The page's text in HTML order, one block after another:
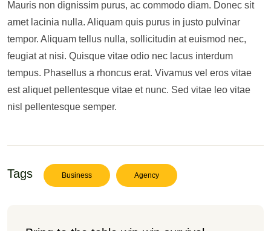
Mauris non dignissim purus, ac commodo diam. Donec sit
amet lacinia nulla. Aliquam quis purus in justo pulvinar
tempor. Aliquam tellus nulla, sollicitudin at euismod nec,
feugiat at nisi. Quisque vitae odio nec lacus interdum
tempus. Phasellus a rhoncus erat. Vivamus vel eros vitae
est aliquet pellentesque vitae et nunc. Sed vitae leo vitae
nisl pellentesque semper.
Tags Business Agency